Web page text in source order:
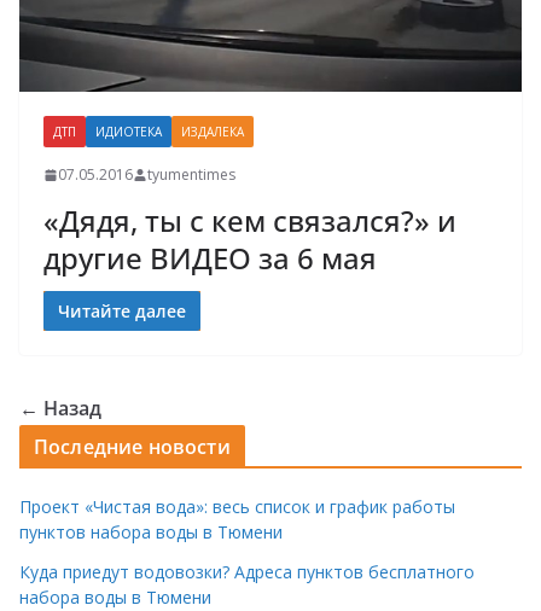
ДТП ИДИОТЕКА ИЗДАЛЕКА
07.05.2016 tyumentimes
«Дядя, ты с кем связался?» и
другие ВИДЕО за 6 мая
Читайте далее
← Назад
Последние новости
Проект «Чистая вода»: весь список и график работы
пунктов набора воды в Тюмени
Куда приедут водовозки? Адреса пунктов бесплатного
набора воды в Тюмени